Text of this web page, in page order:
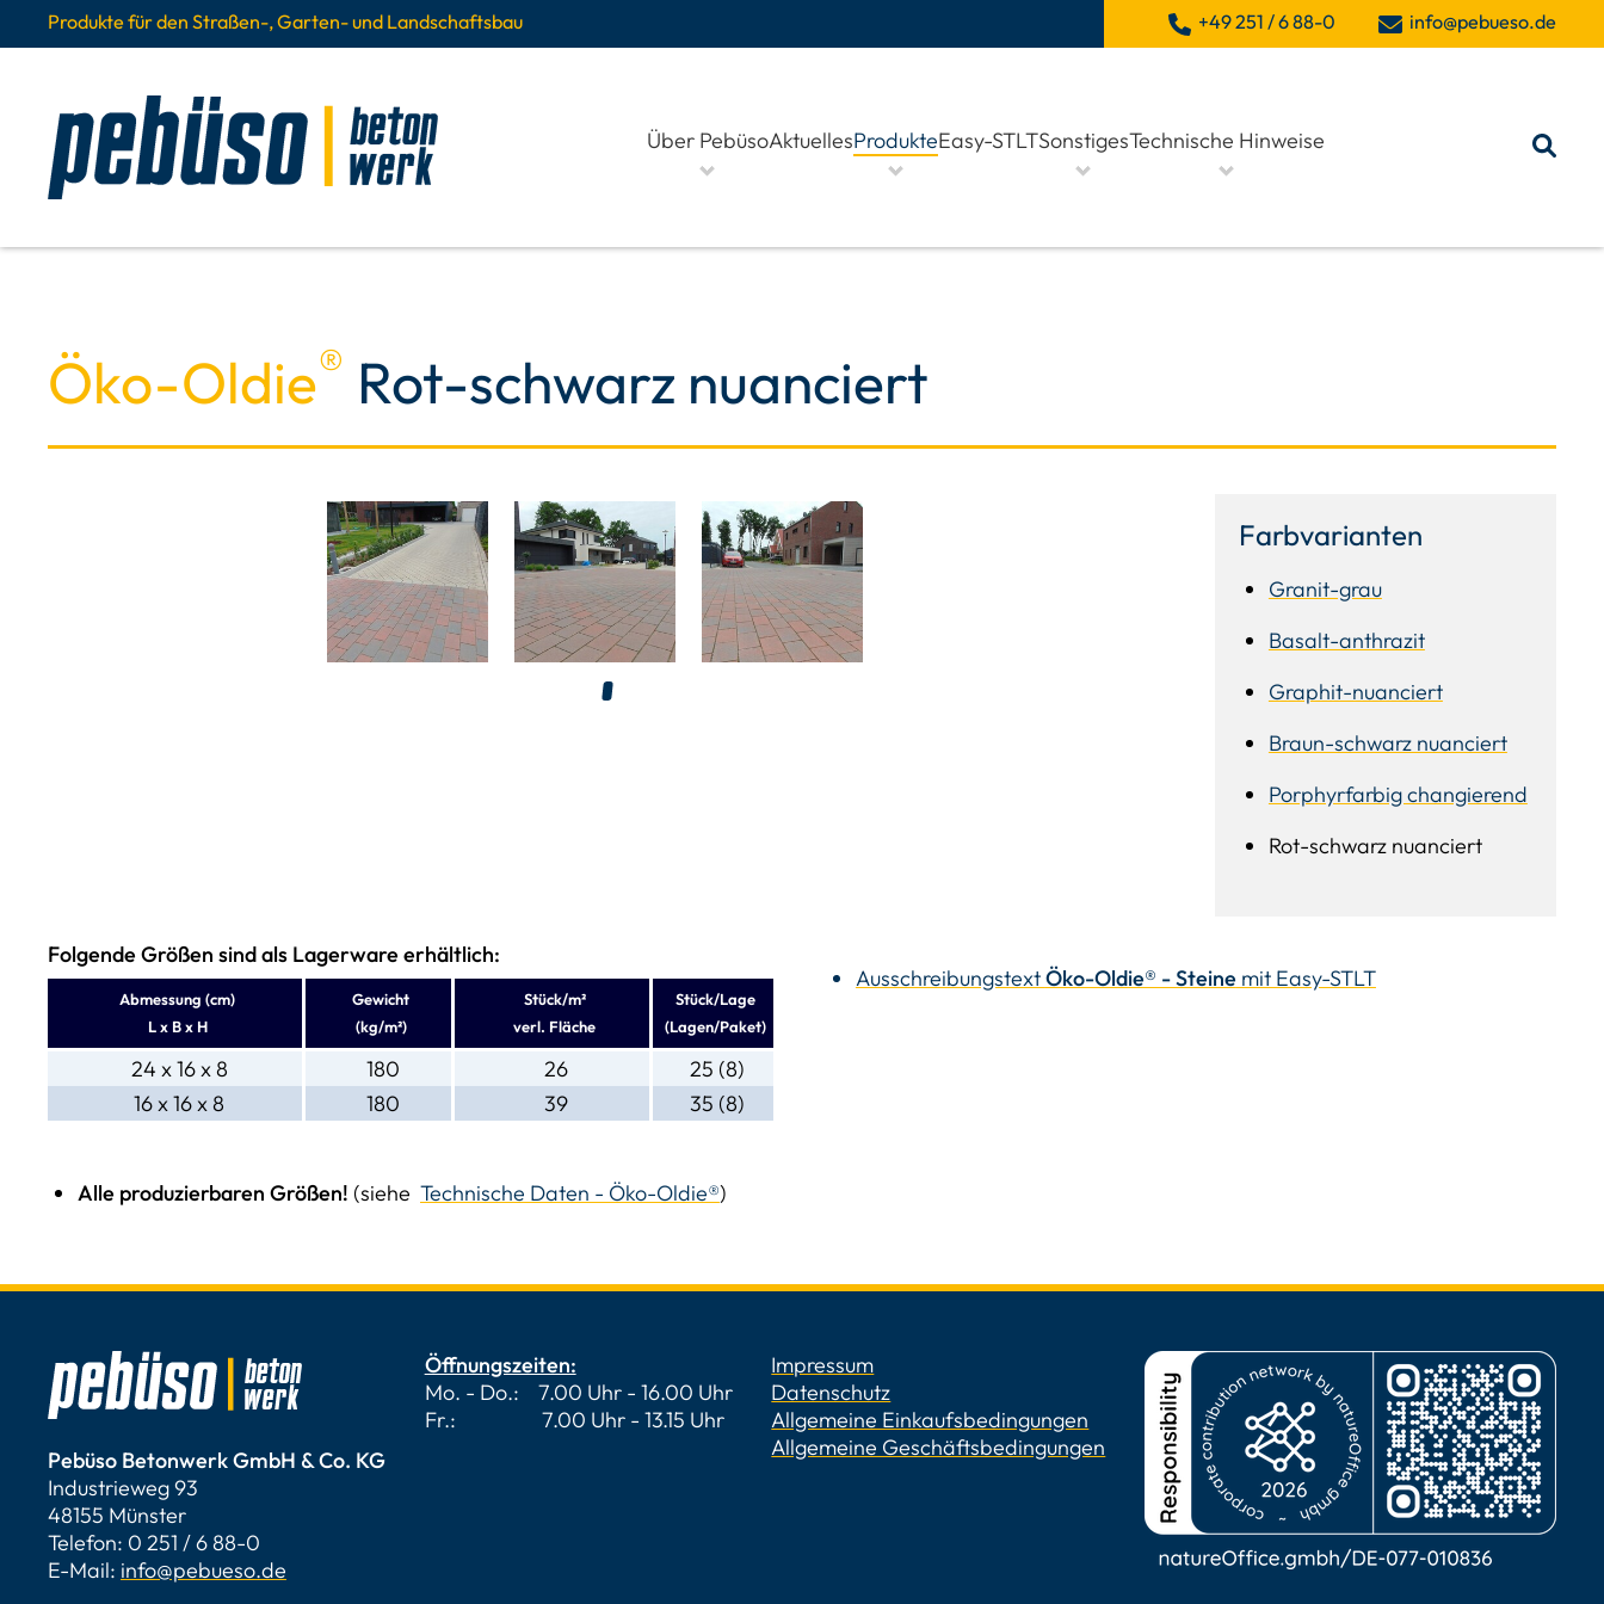
Öko-Oldie® Rot-schwarz nuanciert
1
Farbvarianten
Granit-grau
Basalt-anthrazit
Graphit-nuanciert
Braun-schwarz nuanciert
Porphyrfarbig changierend
Rot-schwarz nuanciert
Folgende Größen sind als Lagerware erhältlich:
Abmessung (cm)
L x B x H
Gewicht
(kg/m²)
Stück/m²
verl. Fläche
Stück/Lage
(Lagen/Paket)
24 x 16 x 8 180 26
25 (8)
16 x 16 x 8
180 39 35 (8)
AusschreibungstextÖko-Oldie® - Steinemit Easy-STLT
Alle produzierbaren Größen! (siehe Technische Daten - Öko-Oldie®)
Pebüso Betonwerk GmbH & Co. KG
Industrieweg 93
48155 Münster
Telefon: 0 251 / 6 88-0
E-Mail: info@pebueso.de
Öffnungszeiten:
Mo. - Do.: 7.00 Uhr - 16.00 Uhr
Fr.: 7.00 Uhr - 13.15 Uhr
Impressum
Datenschutz
Allgemeine Einkaufsbedingungen
Allgemeine Geschäftsbedingungen
Produkte für den Straßen-, Garten- und Landschaftsbau +49 251 / 6 88-0 info@pebueso.de
Über PebüsoAktuellesProdukteEasy-STLTSonstigesTechnische Hinweise